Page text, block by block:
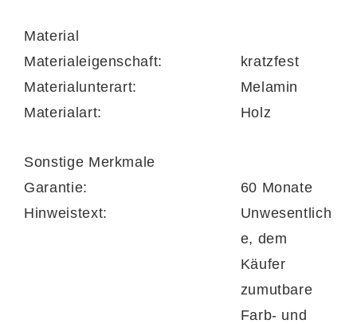
verfügt über einen linken Glaseinsatz, einen
höhenverstellbaren und zwei feste
Holzböden. Maße: ca. 60 x 132 x 40 cm
(BxHxT) – ein stilvoller Stauraum-Allrounder.
Ein Türenelement
(Typ B030.112V) ist
rechts angeschlagen und bietet mit einem
verstellbaren und zwei festen Holzböden
zusätzlichen Stauraum. Maße: ca. 30 x 132 x
Material
Materialeigenschaft:
kratzfest
Materialunterart:
Melamin
Materialart:
Holz
Sonstige Merkmale
Garantie:
60 Monate
Hinweistext:
Unwesentlich
e, dem
Käufer
zumutbare
Farb- und